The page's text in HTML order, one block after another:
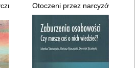
i jej leczenie
Otoczeni przez narcyzów : jak